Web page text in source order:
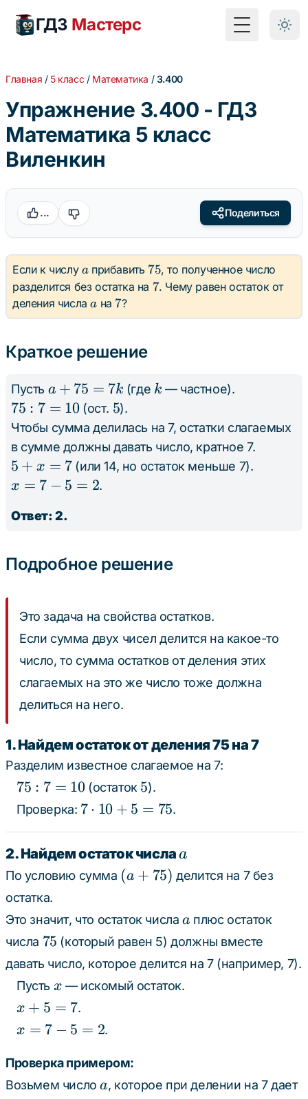
ГДЗ Мастерс Toggle Menu
Главная / 5 класс / Математика /3.400
Упражнение 3.400 - ГДЗ
Математика 5 класс
Виленкин
... Поделиться
Если к числу a
aприбавить 75
75, то полученное число
разделится без остатка на 7
7. Чему равен остаток от
деления числаa
a на 7
7?
Краткое решение
Пусть a
+
75
=
a + 75 = 7k (где k
k — частное).
75
:
7
=
10
75 : 7 = 10(ост. 5
5).
Чтобы сумма делилась на 7, остатки слагаемых
в сумме должны давать число, кратное 7.
5
+
=
5 + x = 7(или 14, но остаток меньше 7).
x
7
5
=
x = 7 − 5 = 2.
Ответ: 2.
Подробное решение
Это задача на свойства остатков.
Если сумма двух чисел делится на какое-то
число, то сумма остатков от деления этих
слагаемых на это же число тоже должна
делиться на него.
1. Найдем остаток от деления 75 на 7
Разделим известное слагаемое на 7:
75
:
10
75 : 7 = 10(остаток 5
5).
Проверка: 7
5 =
75
7 ⋅ 10 + 5 = 75.
2. Найдем остаток числаa
a
По условию сумма (a
(a + 75) делится на 7 без
остатка.
Это значит, что остаток числа a
a плюс остаток
числа 75
75 (который равен 5) должны вместе
давать число, которое делится на 7 (например, 7).
Пусть x
x — искомый остаток.
x
+
=
x + 5 = 7.
x
7
-
x = 7 − 5 = 2.
Проверка примером:
Возьмем числоa
a, которое при делении на 7 дает